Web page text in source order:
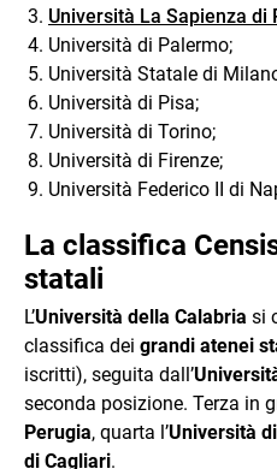
Università La Sapienza di
Università di Palermo;
Università Statale di
Università di Pisa;
Università di Torino;
Università di Firenze;
Università Federico II di
La classifica
statali
L’Università della Calabria si
classifica dei grandi atenei
iscritti), seguita dall’
seconda posizione. Terza in
Perugia, quarta l’Università
di Cagliari.